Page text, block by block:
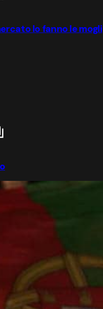
lo fanno le mogli